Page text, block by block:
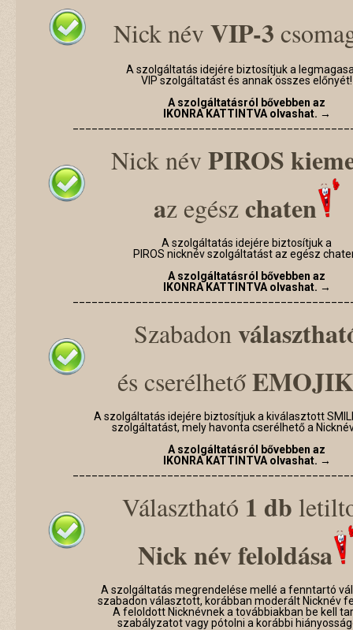
Nick név VIP-3
A szolgáltatás idejére biztosítjuk a
VIP szolgáltatást és annak összes előnyét!
A szolgáltatásról bővebben az
IKONRA KATTINTVA olvashat. →
Nick név PIROS
az egészchaten
A szolgáltatás idejére biztosítjuk a
PIROS nicknév szolgáltatást az egész
A szolgáltatásról bővebben az
IKONRA KATTINTVA olvashat. →
Szabadon
és cserélhetőEMOJIK
A szolgáltatás idejére biztosítjuk a kiválasztott
szolgáltatást, mely havonta cserélhető a
A szolgáltatásról bővebben az
IKONRA KATTINTVA olvashat. →
Választható 1 db
Nick név feloldása
A szolgáltatás megrendelése mellé a fenntartó
szabadon választott, korábban moderált Nicknév
A feloldott Nicknévnek a továbbiakban be kell
szabályzatot vagy pótolni a korábbi